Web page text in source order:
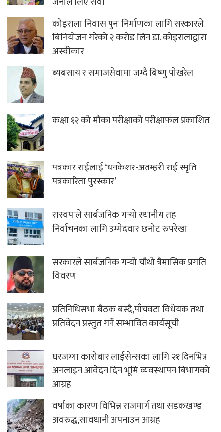
कोइराला निवास पुनः निर्माणका लागि सरकारले
बिनियोजन गरेको २ करोड लिन डा. कोइरालाद्वारा
अस्वीकार
ब्यबसाय र समाजसेवामा जम्दै बिष्णु पाेखरेल
कक्षा १२ को मौका परीक्षाको परीक्षाफल प्रकाशित
पत्रकार राईलाई ‘धनकेशर-अतम्हरी राई स्मृति
पत्रकारिता पुरस्कार’
रास्वपाले सार्बजनिक गर्‍यो स्थानीय तह
निर्वाचनका लागि उम्मेदवार छनोट रुपरेखा
सरकारले सार्बजनिक गर्‍यो चौथो त्रैमासिक प्रगति
विवरण
प्रतिनिधिसभा बैठक बस्दै,पाँचवटा विधेयक तथा
प्रतिवेदन प्रस्तुत गर्ने सम्भावित कार्यसूची
घरजग्गा कारोबार लाईसेन्सका लागि २१ दिनभित्र
अनलाइन आवेदन दिन भूमि व्यवस्थापन बिभागको
आग्रह
वर्षाका कारण विभिन्न राजमार्ग तथा सडकखण्ड
अवरुद्ध,सावधानी अपनाउन आग्रह